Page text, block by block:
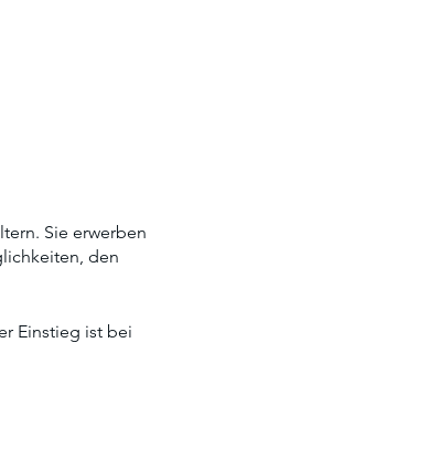
Sie erwerben
den
Einstieg ist bei